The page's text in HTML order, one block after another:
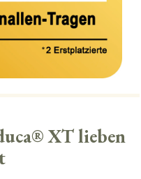
XT lieben